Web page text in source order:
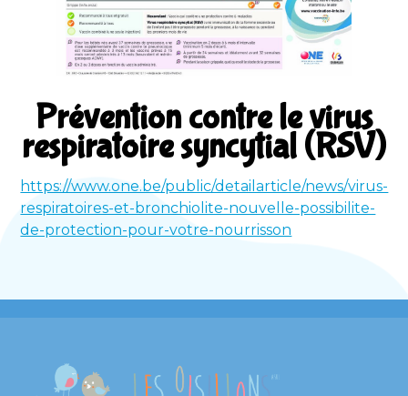
Prévention contre le virus
respiratoire syncytial (RSV)
https://www.one.be/public/detailarticle/news/virus-
respiratoires-et-bronchiolite-nouvelle-possibilite-
de-protection-pour-votre-nourrisson